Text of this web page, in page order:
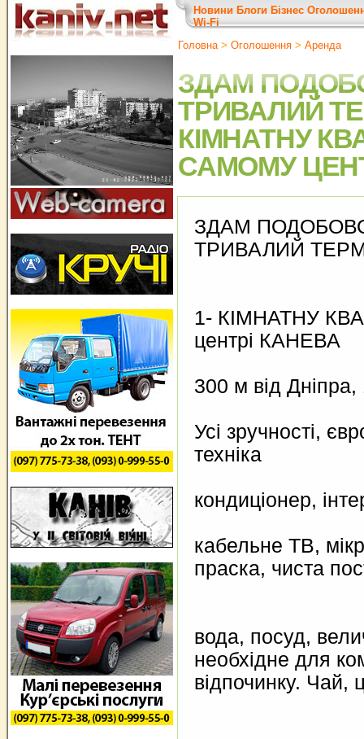
Новини Блоги Бізнес
Wi-Fi
Головна> Оголошення > Аренда
ЗДАМ
ТРИВАЛИЙ
КІМНАТНУ
САМОМУ
ЗДАМ
ТРИВАЛИЙ
1- КІМНАТНУ
центрі КАНЕВА
300 м від
Усі зручності,
техніка
кондиціонер,
кабельне ТВ,
праска, чиста
вода, посуд,
необхідне для
відпочинку. Чай,